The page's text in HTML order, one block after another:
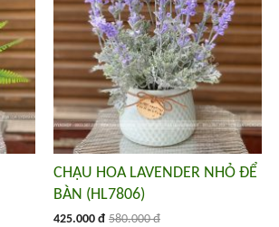
CHẬU HOA LAVENDER NHỎ ĐỂ
BÀN (HL7806)
425.000 đ 580.000 đ